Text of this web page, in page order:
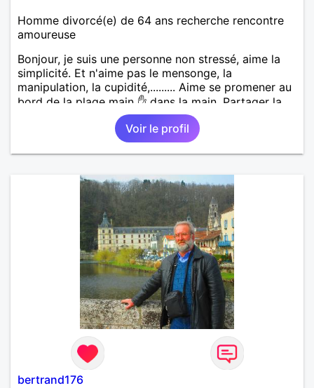
Homme divorcé(e) de 64 ans recherche rencontre
amoureuse
Bonjour, je suis une personne non stressé, aime la
simplicité. Et n'aime pas le mensonge, la
manipulation, la cupidité,......... Aime se promener au
bord de la plage main ✋ dans la main. Partager la
vie. Les restos, les sorties, visiter les vieux villages
avec leurs anecdotes. Sans oublier la famille. Si une
Voir le profil
bertrand176